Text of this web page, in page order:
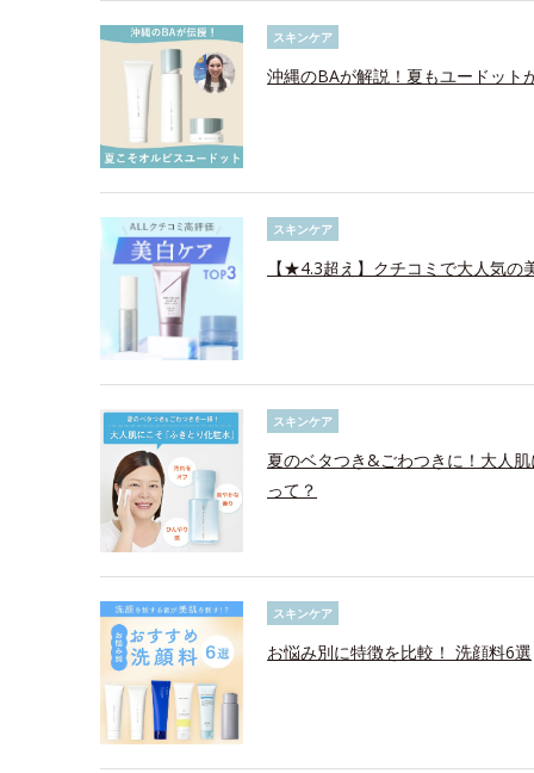
スキンケア
沖縄のBAが解説！夏もユードット
スキンケア
【★4.3超え】クチコミで大人気の
スキンケア
夏のベタつき&ごわつきに！大人
って？
スキンケア
お悩み別に特徴を比較！ 洗顔料6選